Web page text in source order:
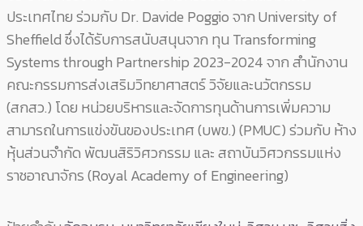
ประเทศไทย ร่วมกับ Dr. Davide Poggio จาก University of
Sheffield ซึ่งได้รับการสนับสนุนจาก ทุน Transforming
Systems through Partnership 2023-2024 จาก สำนักงาน
คณะกรรมการส่งเสริมวิทยาศาสตร์ วิจัยและนวัตกรรม
(สกสว.) โดย หน่วยบริหารและจัดการทุนด้านการเพิ่มความ
สามารถในการแข่งขันของประเทศ (บพข.) (PMUC) ร่วมกับ ห้าง
หุ้นส่วนจำกัด พัฒนสิริวิศวกรรม และ สถาบันวิศวกรรมแห่ง
ราชอาณาจักร (Royal Academy of Engineering)